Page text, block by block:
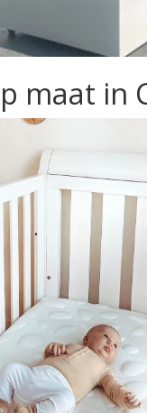
maat in